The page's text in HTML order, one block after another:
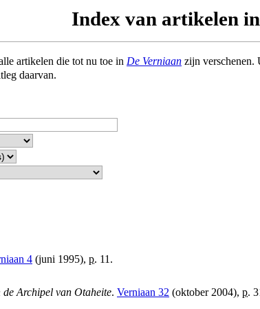
Index van artikelen
artikelen die tot nu toe in De Verniaan zijn verschenen.
daarvan.
4 (juni 1995), p. 11.
Archipel van Otaheite. Verniaan 32 (oktober 2004), p.